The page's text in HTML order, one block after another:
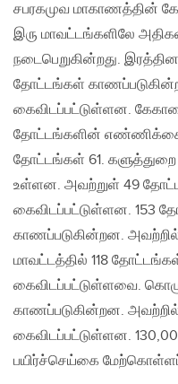
சபரகமுவ மாகாணத்தின்
இரு மாவட்டங்களிலே
நடைபெறுகின்றது.
தோட்டங்கள்
கைவிடப்பட்டுள்ளன.
தோட்டங்களின் எண்ணிக்கை
தோட்டங்கள் 61.
உள்ளன. அவற்றுள் 49
கைவிடப்பட்டுள்ளன. 153
காணப்படுகின்றன.
மாவட்டத்தில் 118
கைவிடப்பட்டுள்ளவை.
காணப்படுகின்றன.
கைவிடப்பட்டுள்ளன.
பயிர்ச்செய்கை